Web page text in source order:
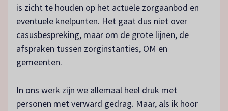
is zicht te houden op het actuele zorgaanbod en
eventuele knelpunten. Het gaat dus niet over
casusbespreking, maar om de grote lijnen, de
afspraken tussen zorginstanties, OM en
gemeenten.
In ons werk zijn we allemaal heel druk met
personen met verward gedrag. Maar, als ik hoor